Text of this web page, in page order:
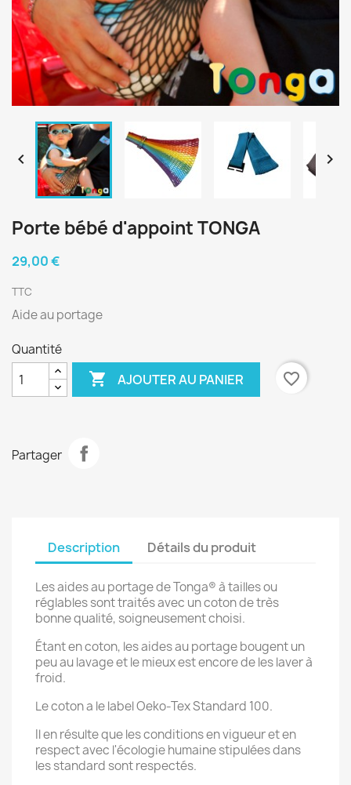
 
Porte bébé d'appoint TONGA
29,00 €
TTC
Aide au portage
Quantité
 AJOUTER AU PANIER favorite_border
Partager
Description Détails du produit
Les aides au portage de Tonga® à tailles ou
réglables sont traités avec un coton de très
bonne qualité, soigneusement choisi.
Étant en coton, les aides au portage bougent un
peu au lavage et le mieux est encore de les laver à
froid.
Le coton a le label Oeko-Tex Standard 100.
Il en résulte que les conditions en vigueur et en
respect avec l'écologie humaine stipulées dans
les standard sont respectés.